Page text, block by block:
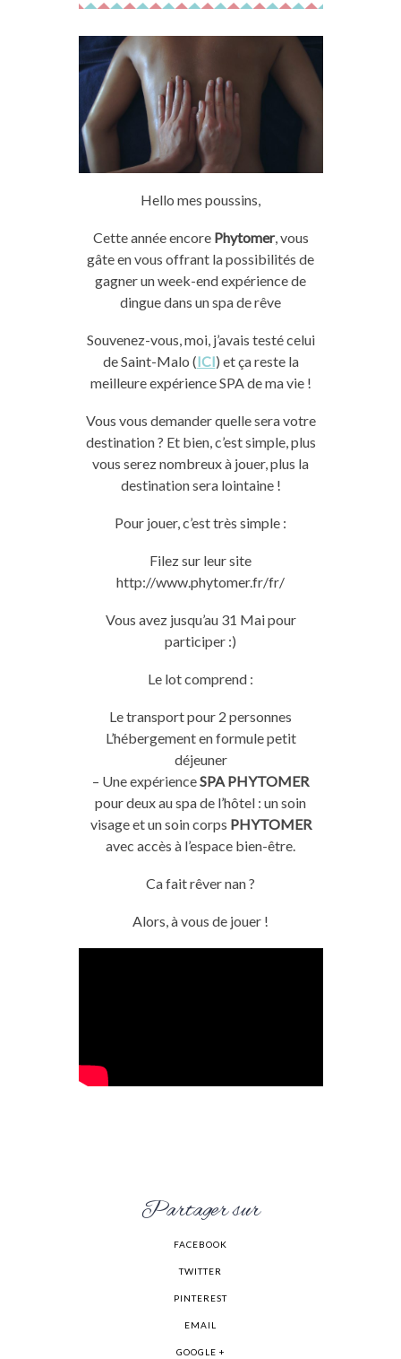
Hello mes poussins,
Cette année encore Phytomer, vous
gâteen vous offrant lapossibilités de
gagnerun week-endexpériencede
dingue dans un spa de rêve
Souvenez-vous, moi, j’avais testé celui
de Saint-Malo (ICI) et çareste la
meilleure expérienceSPAde ma vie !
Vous vous demander quelle sera votre
destination ? Et bien, c’est simple, plus
vous serez nombreux à jouer, plus la
destination sera lointaine !
Pour jouer, c’est très simple :
Filez sur leur site
http://www.phytomer.fr/fr/
Vous avez jusqu’au 31 Maipour
participer :)
Le lot comprend :
Le transport pour 2 personnes
L’hébergement en formule petit
déjeuner
– Une expérienceSPA PHYTOMER
pour deux au spa de l’hôtel : un soin
visage et un soin corps PHYTOMER
avec accès à l’espace bien-être.
Cafait rêver nan ?
Alors, à vous de jouer !
Partager sur
FACEBOOK
TWITTER
PINTEREST
EMAIL
GOOGLE +